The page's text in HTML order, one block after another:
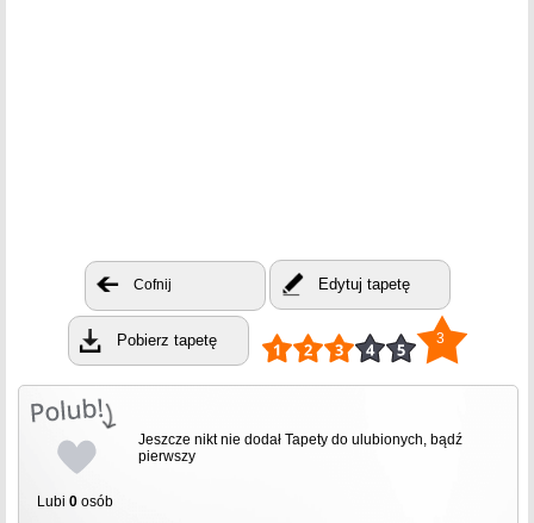
Cofnij Edytuj tapetę
Pobierz tapetę 3
Lubi 0 osób
Jeszcze nikt nie dodał Tapety do ulubionych, bądź
pierwszy